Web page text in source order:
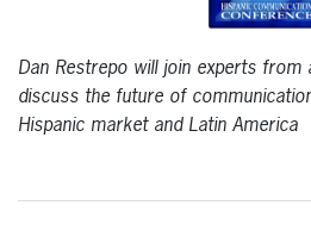
Dan Restrepo will join experts
discuss the future of
Hispanic market and Latin America